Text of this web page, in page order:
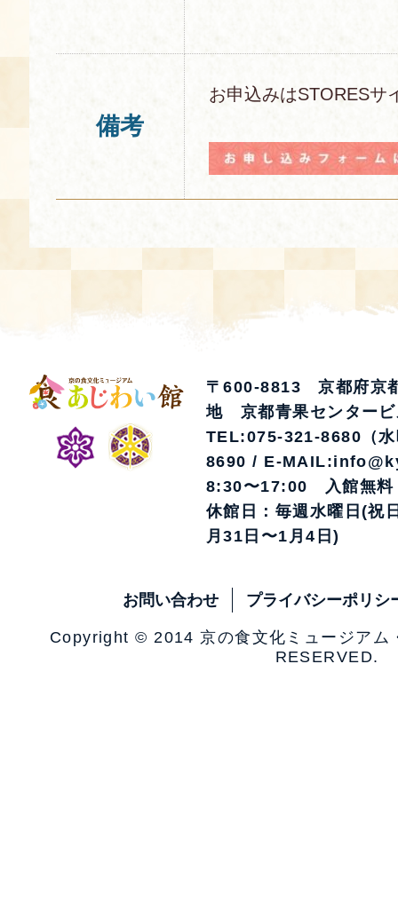
備考
お申込みはSTORESサ
〒600-8813 京都府京
地 京都青果センタービ
TEL:075-321-8680（
8690 / E-
8:30〜17:00 入館無料
休館日：毎週水曜日(祝
月31日〜1月4日)
お問い合わせ プライバシーポリシ
Copyright © 2014 京の食文化ミュージア
RESERVED.